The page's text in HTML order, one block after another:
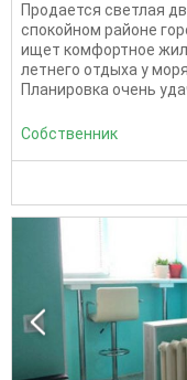
Продается светлая
спокойном районе
ищет комфортное
летнего отдыха у
Планировка очень
Собственник